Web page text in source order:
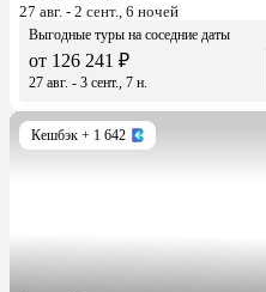
27 авг. - 2 сент., 6 ночей
Выгодные туры на соседние даты
от 126 241 ₽
27 авг. - 3 сент., 7 н.
Кешбэк + 1 642